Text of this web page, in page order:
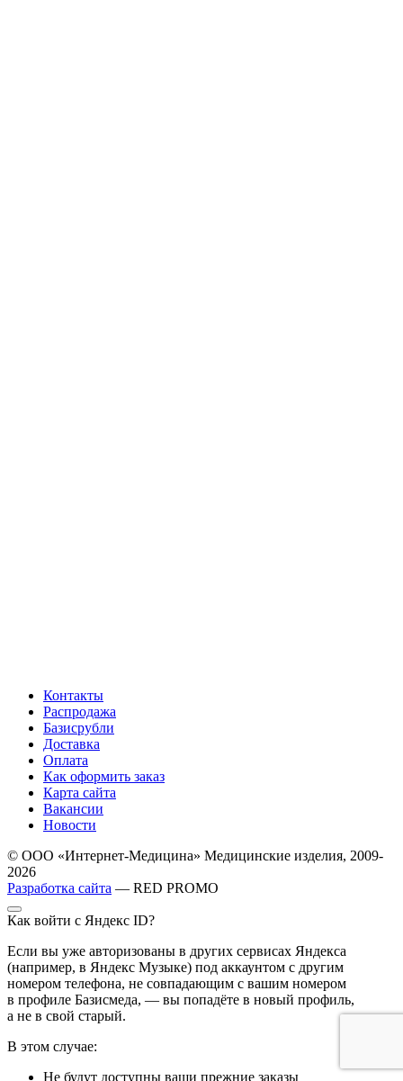
Контакты
Распродажа
Базисрубли
Доставка
Оплата
Как оформить заказ
Карта сайта
Вакансии
Новости
© ООО «Интернет-Медицина» Медицинские изделия, 2009-
2026
Разработка сайта — RED PROMO
Как войти с Яндекс ID?
Если вы уже авторизованы в других сервисах Яндекса
(например, в Яндекс Музыке) под аккаунтом с другим
номером телефона, не совпадающим с вашим номером
в профиле Базисмеда, — вы попадёте в новый профиль,
а не в свой старый.
В этом случае:
Не будут доступны ваши прежние заказы